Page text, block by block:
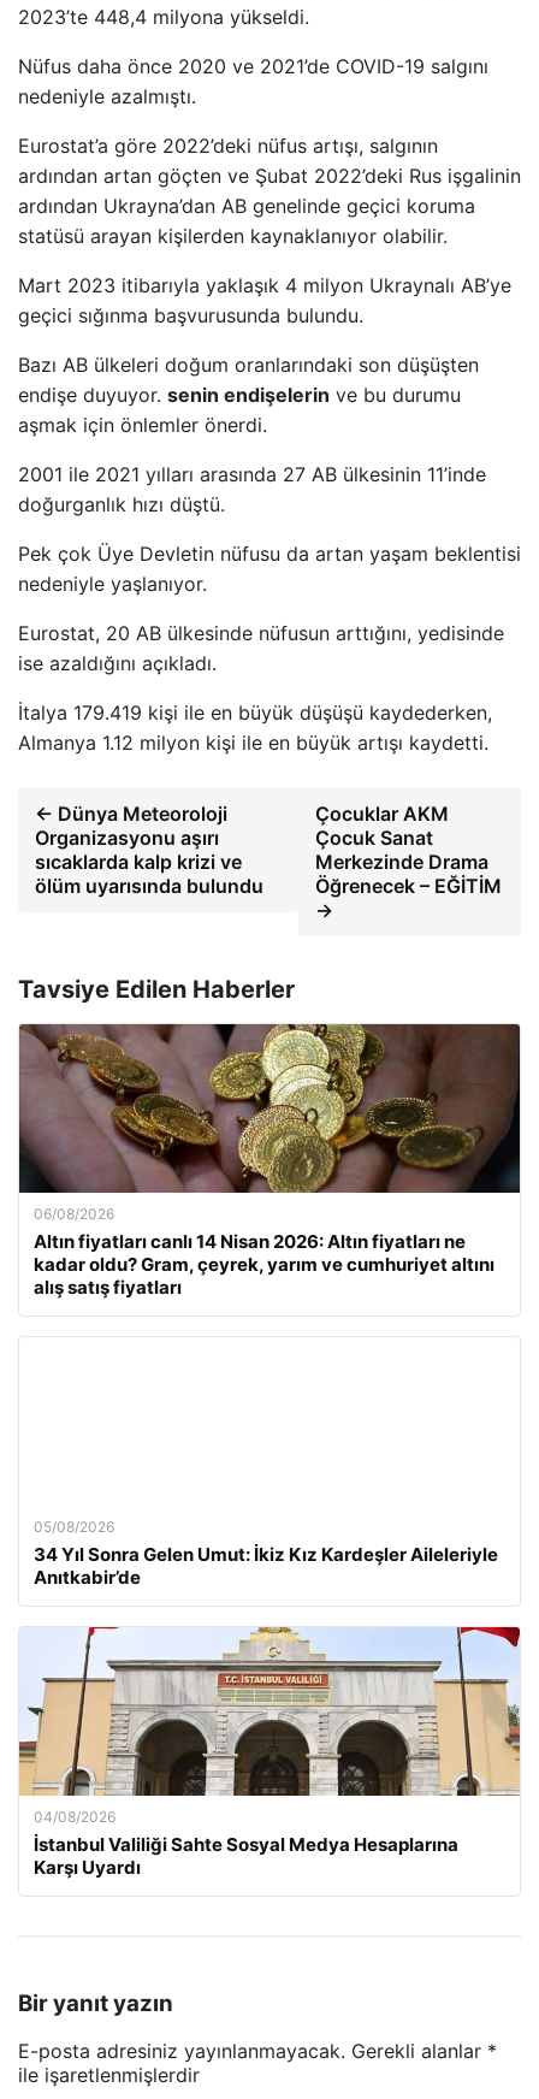
2023’te 448,4 milyona yükseldi.
Nüfus daha önce 2020 ve 2021’de COVID-19 salgını
nedeniyle azalmıştı.
Eurostat’a göre 2022’deki nüfus artışı, salgının
ardından artan göçten ve Şubat 2022’deki Rus işgalinin
ardından Ukrayna’dan AB genelinde geçici koruma
statüsü arayan kişilerden kaynaklanıyor olabilir.
Mart 2023 itibarıyla yaklaşık 4 milyon Ukraynalı AB’ye
geçici sığınma başvurusunda bulundu.
Bazı AB ülkeleri doğum oranlarındaki son düşüşten
endişe duyuyor. senin endişelerin ve bu durumu
aşmak için önlemler önerdi.
2001 ile 2021 yılları arasında 27 AB ülkesinin 11’inde
doğurganlık hızı düştü.
Pek çok Üye Devletin nüfusu da artan yaşam beklentisi
nedeniyle yaşlanıyor.
Eurostat, 20 AB ülkesinde nüfusun arttığını, yedisinde
ise azaldığını açıkladı.
İtalya 179.419 kişi ile en büyük düşüşü kaydederken,
Almanya 1.12 milyon kişi ile en büyük artışı kaydetti.
← Dünya Meteoroloji
Organizasyonu aşırı
sıcaklarda kalp krizi ve
ölüm uyarısında bulundu
Çocuklar AKM
Çocuk Sanat
Merkezinde Drama
Öğrenecek – EĞİTİM
→
Tavsiye Edilen Haberler
06/08/2026
Altın fiyatları canlı 14 Nisan 2026: Altın fiyatları ne
kadar oldu? Gram, çeyrek, yarım ve cumhuriyet altını
alış satış fiyatları
05/08/2026
34 Yıl Sonra Gelen Umut: İkiz Kız Kardeşler Aileleriyle
Anıtkabir’de
04/08/2026
İstanbul Valiliği Sahte Sosyal Medya Hesaplarına
Karşı Uyardı
Bir yanıt yazın
E-posta adresiniz yayınlanmayacak. Gerekli alanlar *
ile işaretlenmişlerdir